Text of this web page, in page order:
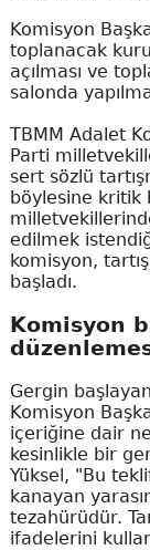
Komisyon
toplanacak
açılması ve
salonda
TBMM Adalet
Parti
sert sözlü
böylesine
edilmek
komisyon,
başladı.
Komisyon
Gergin başlayan
Komisyon
içeriğine dair
kesinlikle bir
Yüksel, "Bu
kanayan
tezahürüdür.
ifadelerini